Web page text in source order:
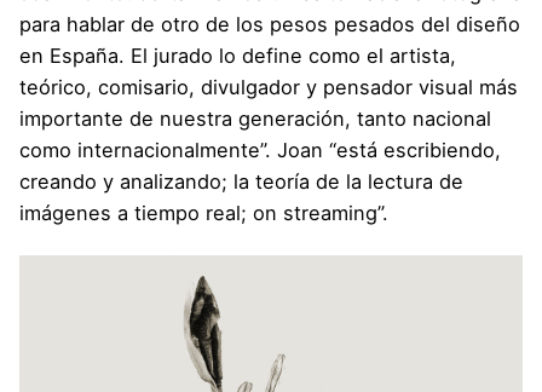
para hablar de otro de los pesos pesados del diseño
en España. El jurado lo define como el artista,
teórico, comisario, divulgador y pensador visual más
importante de nuestra generación, tanto nacional
como internacionalmente”. Joan “está escribiendo,
creando y analizando; la teoría de la lectura de
imágenes a tiempo real; on streaming”.